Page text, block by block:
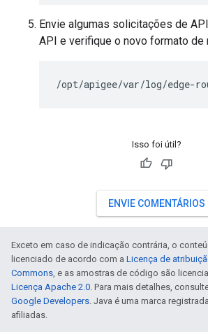
Envie algumas solicitações de
API e verifique o novo formato de
/opt/apigee/var/log/edge-
Isso foi útil?
ENVIE COMENTÁRIOS
Exceto em caso de indicação contrária, o
licenciado de acordo com a Licença de
Commons, e as amostras de código são
Licença Apache 2.0. Para mais detalhes,
Google Developers. Java é uma marca
afiliadas.